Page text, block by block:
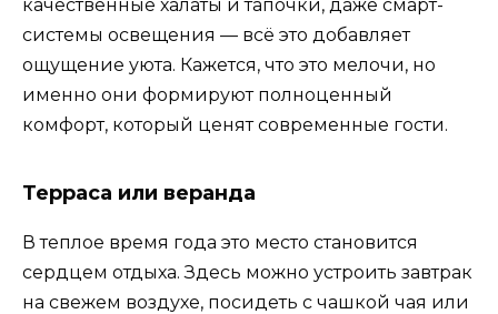
качественные халаты и тапочки, даже смарт-
системы освещения — всё это добавляет
ощущение уюта. Кажется, что это мелочи, но
именно они формируют полноценный
комфорт, который ценят современные гости.
Терраса или веранда
В теплое время года это место становится
сердцем отдыха. Здесь можно устроить завтрак
на свежем воздухе, посидеть с чашкой чая или